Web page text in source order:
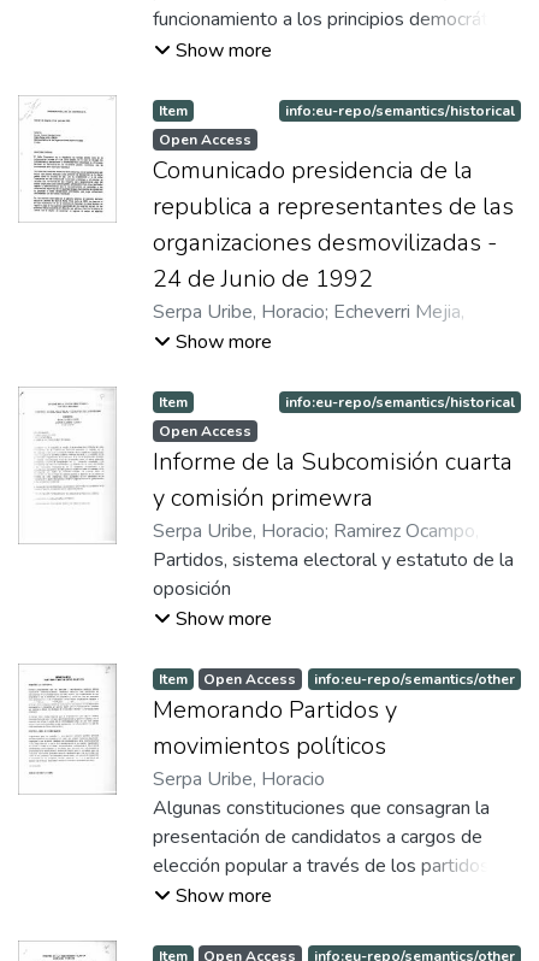
funcionamiento a los principios democráticos
Recomendaciones para convocar a
Trujillo y otros
Show more
Item
Open Access
info:eu-repo/semantics/historical
Comunicado presidencia de la
republica a representantes de las
organizaciones desmovilizadas -
24 de Junio de 1992
Serpa Uribe, Horacio; Echeverri Mejia,
Gilberto
Show more
Item
Open Access
info:eu-repo/semantics/historical
Informe de la Subcomisión cuarta
y comisión primewra
Serpa Uribe, Horacio; Ramirez Ocampo,
Augusto;Patiño, Otty
Partidos, sistema electoral y estatuto de la
oposición
Show more
Item Open Access info:eu-repo/semantics/other
Memorando Partidos y
movimientos políticos
Serpa Uribe, Horacio
Algunas constituciones que consagran la
presentación de candidatos a cargos de
elección popular a través de los partidos
políticos Proposición sustitutiva / aditiva -
Esguerra Portocarrero Mecanismos de
Show more
Item Open Access info:eu-repo/semantics/other